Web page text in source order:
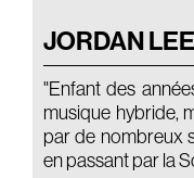
JORDAN LEE
"Enfant des
musique hybride,
par de nombreux
en passant par la